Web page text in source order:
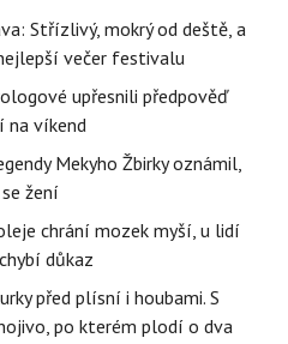
Střízlivý, mokrý od deště, a
večer festivalu
upřesnili předpověď
na víkend
Mekyho Žbirky oznámil,
žení
chrání mozek myší, u lidí
důkaz
před plísní i houbami. S
po kterém plodí o dva